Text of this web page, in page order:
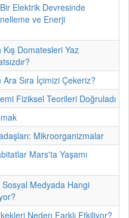
Elektrik Devresinde
ve Enerji
Domatesleri Yaz
Sıra İçimizi Çekeriz?
Fiziksel Teorileri Doğruladı
Mikroorganizmalar
Mars'ta Yaşamı
Medyada Hangi
Neden Farklı Etkiliyor?